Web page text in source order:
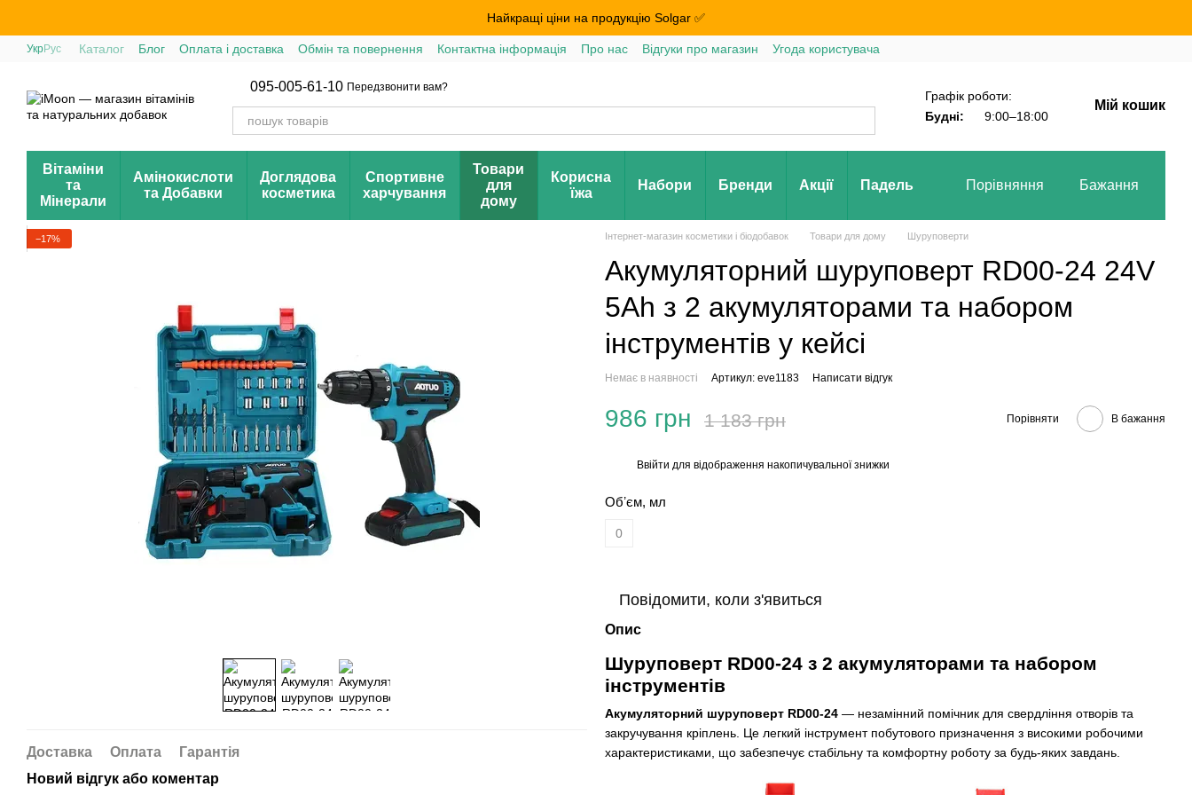
Найкращі ціни на продукцію Solgar ✅
УкрРус Каталог Блог Оплата і доставка Обмін та повернення Контактна інформація Про нас Відгуки про магазин Угода користувача
095-005-61-10 Передзвонити вам?
Графік роботи:
Будні:
9:00–18:00
Мій кошик
Вітаміни
та
Мінерали
Амінокислоти
та Добавки
Доглядова
косметика
Спортивне
харчування
Товари
для
дому
Корисна
їжа
Набори Бренди Акції Падель Порівняння Бажання
−17%
Доставка Оплата
Гарантія
Новий відгук або коментар
Інтернет-магазин косметики і біодобавок Товари для дому Шуруповерти
Акумуляторний шуруповерт RD00-24 24V
5Ah з 2 акумуляторами та набором
інструментів у кейсі
Немає в наявності Артикул: eve1183 Написати відгук
986 грн 1 183 грн Порівняти В бажання
Ввійти для відображення накопичувальної знижки
Обʼєм, мл
0
Повідомити, коли з'явиться
Опис
Шуруповерт RD00-24 з 2 акумуляторами та набором
інструментів
Акумуляторний шуруповерт RD00-24 — незамінний помічник для свердління отворів та
закручування кріплень. Це легкий інструмент побутового призначення з високими робочими
характеристиками, що забезпечує стабільну та комфортну роботу за будь-яких завдань.